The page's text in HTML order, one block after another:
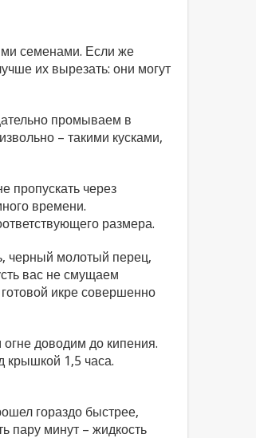
семенами. Если же
их вырезать: они могут
промываем в
– такими кусками,
пропускать через
времени.
размера.
черный молотый перец,
вас не смущаем
икре совершенно
доводим до кипения.
крышкой 1,5 часа.
гораздо быстрее,
пару минут – жидкость